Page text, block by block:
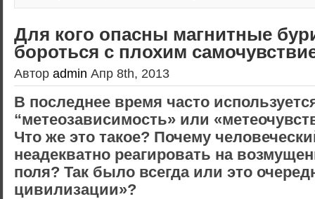
Для кого опасны магнитные
бороться с плохим
Автор admin Апр 8th, 2013
В последнее время часто
“метеозависимость» или
Что же это такое? Почему
неадекватно реагировать на
поля? Так было всегда или это
цивилизации»?